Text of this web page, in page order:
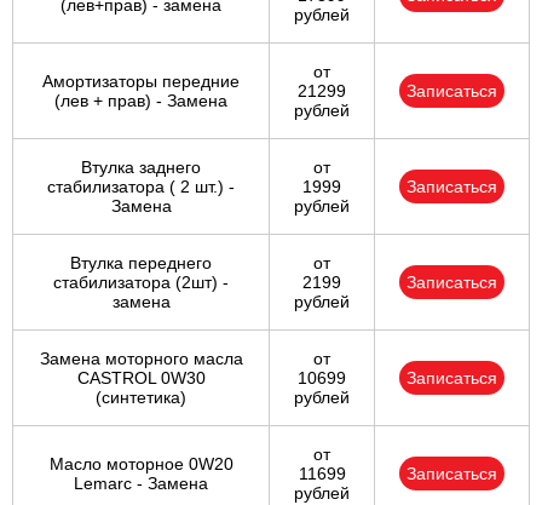
(лев+прав) - замена
рублей
Амортизаторы передние
(лев + прав) - Замена
от
21299
рублей
Записаться
Втулка заднего
стабилизатора ( 2 шт.) -
Замена
от
1999
рублей
Записаться
Втулка переднего
стабилизатора (2шт) -
замена
от
2199
рублей
Записаться
Замена моторного масла
CASTROL 0W30
(синтетика)
от
10699
рублей
Записаться
Масло моторное 0W20
Lemarc - Замена
от
11699
рублей
Записаться